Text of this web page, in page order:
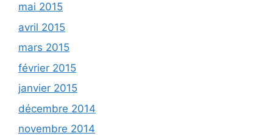
mai 2015
avril 2015
mars 2015
février 2015
janvier 2015
décembre 2014
novembre 2014